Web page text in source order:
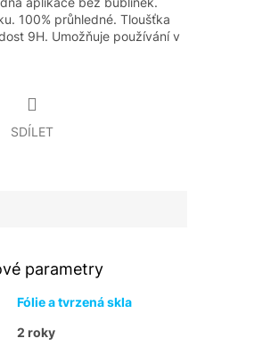
100% průhledné. Tloušťka
9H. Umožňuje používání v
SDÍLET
parametry
Fólie a tvrzená skla
2 roky